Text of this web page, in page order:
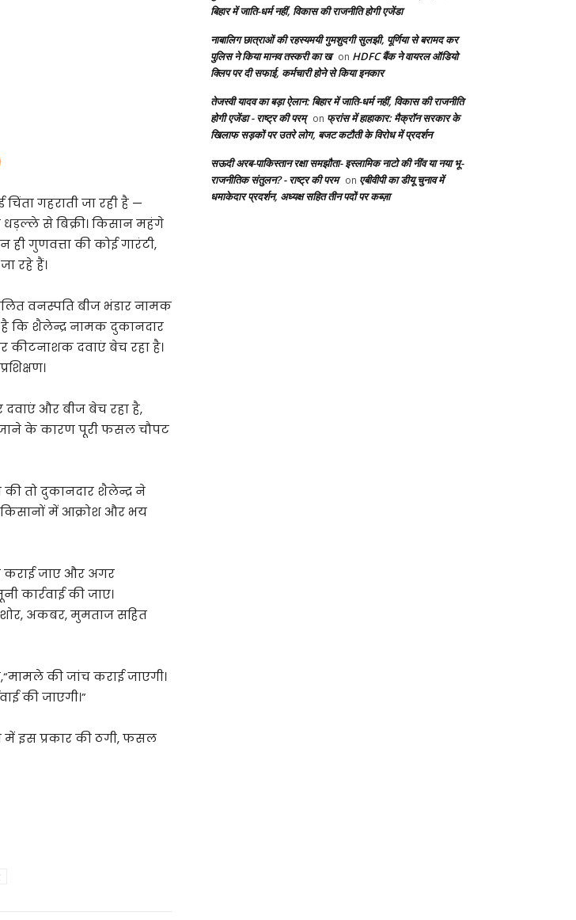
गहराती जा रही है —
से बिक्री। किसान महंगे
गुणवत्ता की कोई गारंटी,
रहे हैं।
वनस्पति बीज भंडार नामक
कि शैलेन्द्र नामक दुकानदार
कीटनाशक दवाएं बेच रहा है।
दवाएं और बीज बेच रहा है,
जाने के कारण पूरी फसल चौपट
तो दुकानदार शैलेन्द्र ने
किसानों में आक्रोश और भय
कराई जाए और अगर
कार्रवाई की जाए।
अकबर, मुमताज सहित
की जांच कराई जाएगी।
की जाएगी।”
में इस प्रकार की ठगी, फसल
बिहार में जाति-धर्म नहीं, विकास की राजनीति होगी एजेंडा
नाबालिग छात्राओं की रहस्यमयी गुमशुदगी सुलझी, पूर्णिया से बरामद कर
पुलिस ने किया मानव तस्करी का ख on HDFC बैंक ने वायरल ऑडियो
क्लिप पर दी सफाई, कर्मचारी होने से किया इनकार
तेजस्वी यादव का बड़ा ऐलान: बिहार में जाति-धर्म नहीं, विकास की राजनीति
होगी एजेंडा - राष्ट्र की परम् on फ्रांस में हाहाकार: मैक्रॉन सरकार के
खिलाफ सड़कों पर उतरे लोग, बजट कटौती के विरोध में प्रदर्शन
सऊदी अरब-पाकिस्तान रक्षा समझौता- इस्लामिक नाटो की नींव या नया भू-
राजनीतिक संतुलन? - राष्ट्र की परम on एबीवीपी का डीयू चुनाव में
धमाकेदार प्रदर्शन, अध्यक्ष सहित तीन पदों पर कब्ज़ा